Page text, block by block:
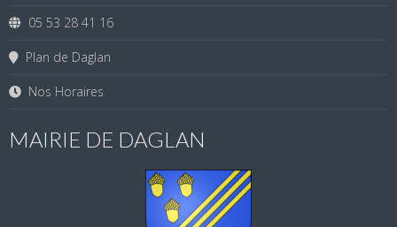
05 53 28 41 16
Plan de Daglan
Nos Horaires
MAIRIE DE DAGLAN